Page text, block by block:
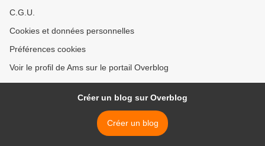
C.G.U.
Cookies et données personnelles
Préférences cookies
Voir le profil de Ams sur le portail Overblog
Créer un blog sur Overblog
Créer un blog